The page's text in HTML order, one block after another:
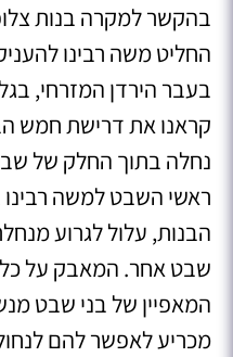
בהקשר למקרה בנות
החליט משה רבינו
בעבר הירדן המזרחי,
קראנו את דרישת חמש
נחלה בתוך החלק של
ראשי השבט למשה
הבנות, עלול לגרוע
שבט אחר. המאבק על
המאפיין של בני שבט
מכריע לאפשר להם